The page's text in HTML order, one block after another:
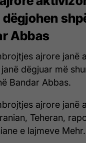
dëgjohen
Abbas
ajrore janë
dëgjuar më
Bandar Abbas.
ajrore janë
Teheran,
e lajmeve Mehr.